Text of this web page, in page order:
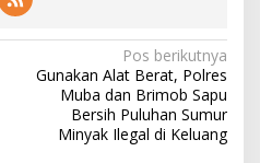
Pos berikutnya
Gunakan Alat Berat, Polres
Muba dan Brimob Sapu
Bersih Puluhan Sumur
Minyak Ilegal di Keluang